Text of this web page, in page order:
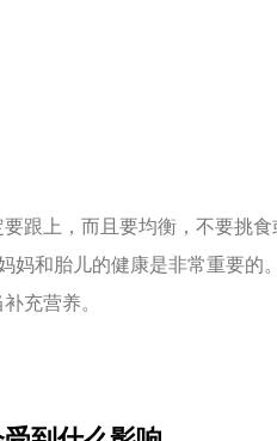
跟上，而且要均衡，不要挑
妈和胎儿的健康是非常重要的
充营养。